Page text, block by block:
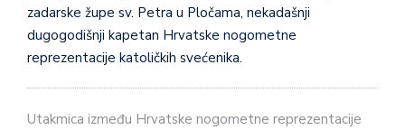
zadarske župe sv. Petra u Pločama, nekadašnji
dugogodišnji kapetan Hrvatske nogometne
reprezentacije katoličkih svećenika.
Utakmica između Hrvatske nogometne reprezentacije